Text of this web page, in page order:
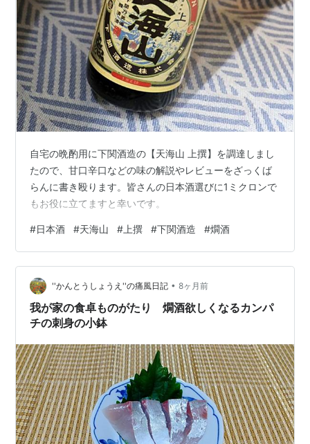
自宅の晩酌用に下関酒造の【天海山 上撰】を調達しまし
たので、甘口辛口などの味の解説やレビューをざっくば
らんに書き殴ります。皆さんの日本酒選びに1ミクロンで
もお役に立てますと幸いです。
#日本酒 #天海山 # 上撰 #下関酒造 #燗酒
''かんとうしょうえ''の痛風日記 • 8ヶ月前
我が家の食卓ものがたり 燗酒欲しくなるカンパ
チの刺身の小鉢